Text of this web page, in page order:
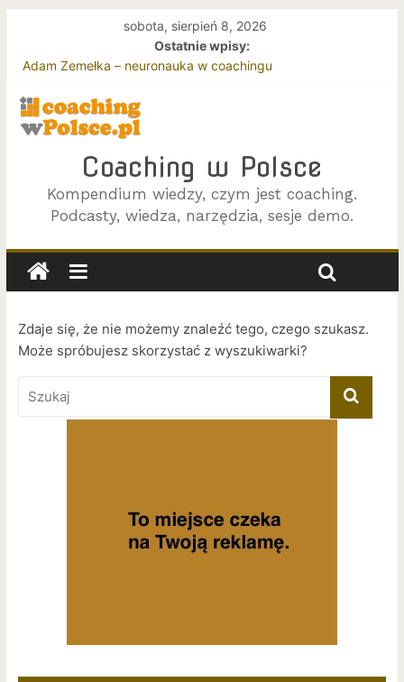
sobota, sierpień 8, 2026
Ostatnie wpisy:
Adam Zemełka – neuronauka w coachingu
Joanna Zawada i Beata Rycembel – o efektywnym coachingu
zespołów
Terapia i coaching – z perspektywy klienta
Coaching w Polsce
Kompendium wiedzy, czym jest coaching.
Podcasty, wiedza, narzędzia, sesje demo.
Zdaje się, że nie możemy znaleźć tego, czego szukasz.
Może spróbujesz skorzystać z wyszukiwarki?